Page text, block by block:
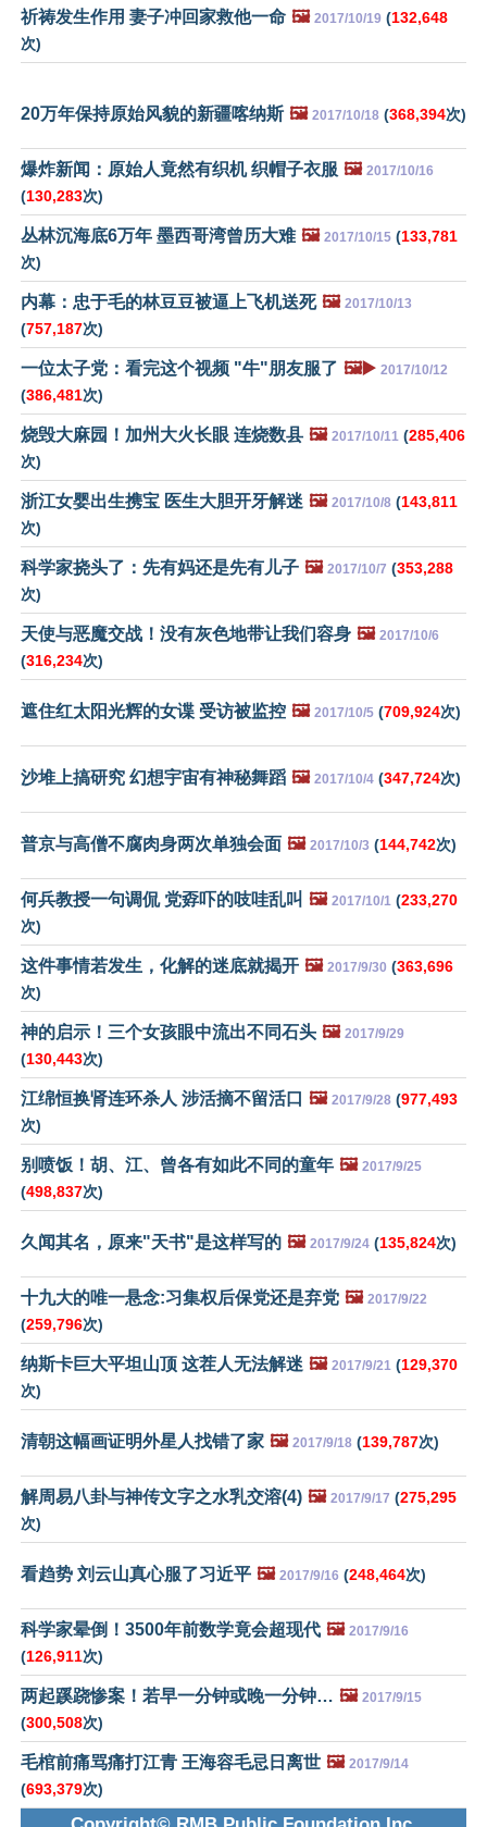
祈祷发生作用 妻子冲回家救他一命 🖼️ 2017/10/19 (132,648
次)
20万年保持原始风貌的新疆喀纳斯 🖼️ 2017/10/18 (368,394次)
爆炸新闻：原始人竟然有织机 织帽子衣服 🖼️ 2017/10/16
(130,283次)
丛林沉海底6万年 墨西哥湾曾历大难 🖼️ 2017/10/15 (133,781
次)
内幕：忠于毛的林豆豆被逼上飞机送死 🖼️ 2017/10/13
(757,187次)
一位太子党：看完这个视频 "牛"朋友服了 🖼️▶️ 2017/10/12
(386,481次)
烧毁大麻园！加州大火长眼 连烧数县 🖼️ 2017/10/11 (285,406
次)
浙江女婴出生携宝 医生大胆开牙解迷 🖼️ 2017/10/8 (143,811
次)
科学家挠头了：先有妈还是先有儿子 🖼️ 2017/10/7 (353,288
次)
天使与恶魔交战！没有灰色地带让我们容身 🖼️ 2017/10/6
(316,234次)
遮住红太阳光辉的女谍 受访被监控 🖼️ 2017/10/5 (709,924次)
沙堆上搞研究 幻想宇宙有神秘舞蹈 🖼️ 2017/10/4 (347,724次)
普京与高僧不腐肉身两次单独会面 🖼️ 2017/10/3 (144,742次)
何兵教授一句调侃 党孬吓的吱哇乱叫 🖼️ 2017/10/1 (233,270
次)
这件事情若发生，化解的迷底就揭开 🖼️ 2017/9/30 (363,696
次)
神的启示！三个女孩眼中流出不同石头 🖼️ 2017/9/29
(130,443次)
江绵恒换肾连环杀人 涉活摘不留活口 🖼️ 2017/9/28 (977,493
次)
别喷饭！胡、江、曾各有如此不同的童年 🖼️ 2017/9/25
(498,837次)
久闻其名，原来"天书"是这样写的 🖼️ 2017/9/24 (135,824次)
十九大的唯一悬念:习集权后保党还是弃党 🖼️ 2017/9/22
(259,796次)
纳斯卡巨大平坦山顶 这茬人无法解迷 🖼️ 2017/9/21 (129,370
次)
清朝这幅画证明外星人找错了家 🖼️ 2017/9/18 (139,787次)
解周易八卦与神传文字之水乳交溶(4) 🖼️ 2017/9/17 (275,295
次)
看趋势 刘云山真心服了习近平 🖼️ 2017/9/16 (248,464次)
科学家晕倒！3500年前数学竟会超现代 🖼️ 2017/9/16
(126,911次)
两起蹊跷惨案！若早一分钟或晚一分钟… 🖼️ 2017/9/15
(300,508次)
毛棺前痛骂痛打江青 王海容毛忌日离世 🖼️ 2017/9/14
(693,379次)